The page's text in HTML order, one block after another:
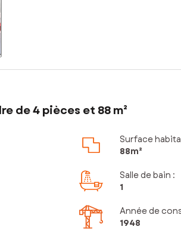
de 4 pièces et 88 m²
Surface
88m²
Salle de bain :
1
Année de
1948